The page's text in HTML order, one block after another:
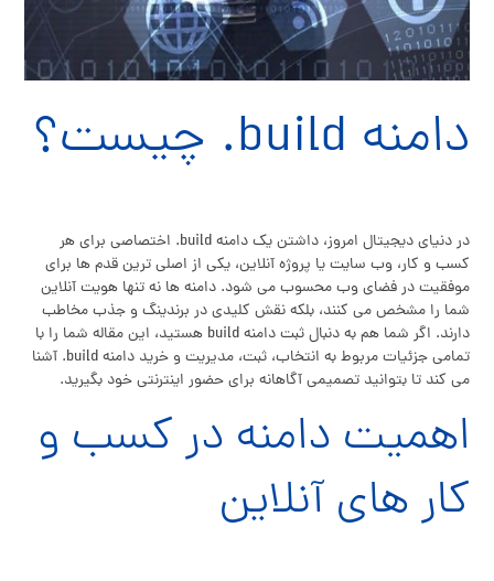
دامنه build. چیست؟
در دنیای دیجیتال امروز، داشتن یک دامنه build. اختصاصی برای هر
کسب و کار، وب سایت یا پروژه آنلاین، یکی از اصلی ترین قدم ها برای
موفقیت در فضای وب محسوب می شود. دامنه ها نه تنها هویت آنلاین
شما را مشخص می کنند، بلکه نقش کلیدی در برندینگ و جذب مخاطب
دارند. اگر شما هم به دنبال ثبت دامنه build هستید، این مقاله شما را با
تمامی جزئیات مربوط به انتخاب، ثبت، مدیریت و خرید دامنه build. آشنا
می کند تا بتوانید تصمیمی آگاهانه برای حضور اینترنتی خود بگیرید.
اهمیت دامنه در کسب و
کار های آنلاین